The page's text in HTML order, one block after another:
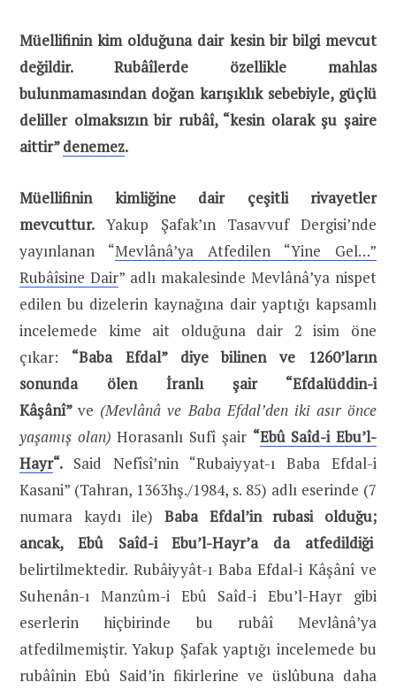
Müellifinin kim olduğuna dair kesin bir bilgi mevcut
değildir. Rubâîlerde özellikle mahlas
bulunmamasından doğan karışıklık sebebiyle, güçlü
deliller olmaksızın bir rubâî, “kesin olarak şu şaire
aittir”denemez.
Müellifinin kimliğine dair çeşitli rivayetler
mevcuttur. Yakup Şafak’ın Tasavvuf Dergisi’nde
yayınlanan “Mevlânâ’ya Atfedilen “Yine Gel…”
Rubâîsine Dair” adlı makalesinde Mevlânâ’ya nispet
edilen bu dizelerin kaynağına dair yaptığı kapsamlı
incelemede kime ait olduğuna dair 2 isim öne
çıkar: “Baba Efdal” diye bilinen ve 1260’ların
sonunda ölen İranlı şair “Efdalüddin-i
Kâşânî”ve (Mevlânâ ve Baba Efdal’den iki asır önce
yaşamış olan)Horasanlı Sufî şair “Ebû Saîd-i Ebu’l-
Hayr“. Said Nefîsî’nin “Rubaiyyat-ı Baba Efdal-i
Kasani” (Tahran, 1363hş./1984, s. 85) adlı eserinde (7
numara kaydı ile) Baba Efdal’in rubasi olduğu;
ancak, Ebû Saîd-i Ebu’l-Hayr’a da atfedildiği
belirtilmektedir. Rubâiyyât-ı Baba Efdal-i Kâşânî ve
Suhenân-ı Manzûm-i Ebû Saîd-i Ebu’l-Hayr gibi
eserlerin hiçbirinde bu rubâî Mevlânâ’ya
atfedilmemiştir. Yakup Şafak yaptığı incelemede bu
rubâînin Ebû Said’in fikirlerine ve üslûbuna daha